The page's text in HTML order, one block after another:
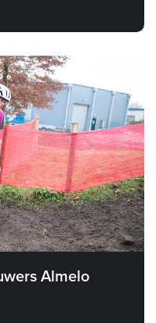
Almelo